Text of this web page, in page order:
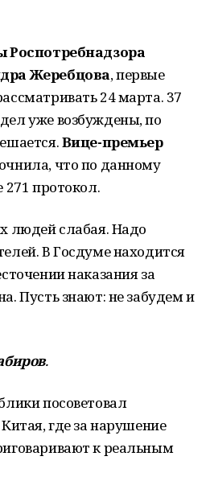
Роспотребнадзора
Жеребцова, первые
24 марта. 37
уже возбуждены, по
Вице-премьер
что по данному
271 протокол.
людей слабая. Надо
В Госдуме находится
наказания за
Пусть знают: не забудем и
.
посоветовал
где за нарушение
к реальным